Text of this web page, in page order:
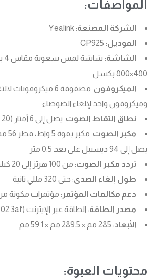
المواصفات:
الشركة المصنعة: Yealink
الموديل: CP925
الشاشة
:
480×800 بكسل
الميكروفون
: مصفوفة 6
وميكروفون واحد لإلغاء الضوضاء
نطاق التقاط الصوت: يصل إلى 6 أمتار (20 قدماً) بزاوية 360°
مكبر الصوت
:
يصل إلى 94 ديسيبل على بعد 0.5 متر
تردد مكبر الصوت: من 100 هرتز إلى 20 كيلوهرتز
طول إلغاء الصدى: حتى 320 مللي ثانية
دعم مكالمات المؤتمر : مؤتمرات مكونة من 5
مصدر الطاقة: الطاقة عبر الإيثرنت (IEEE 802.3af، الفئة 3)
الأبعاد: 285 مم × 289.5 مم × 59.1 مم
محتويات العبوة: